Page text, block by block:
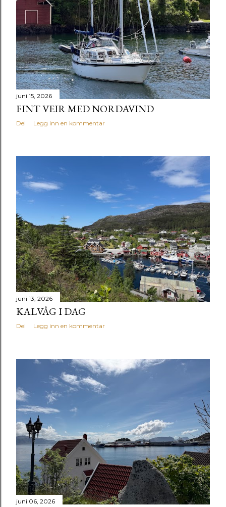
juni 15, 2026
FINT VEIR MED NORDAVIND
Del Legg inn en kommentar
juni 13, 2026
KALVÅG I DAG
Del Legg inn en kommentar
juni 06, 2026